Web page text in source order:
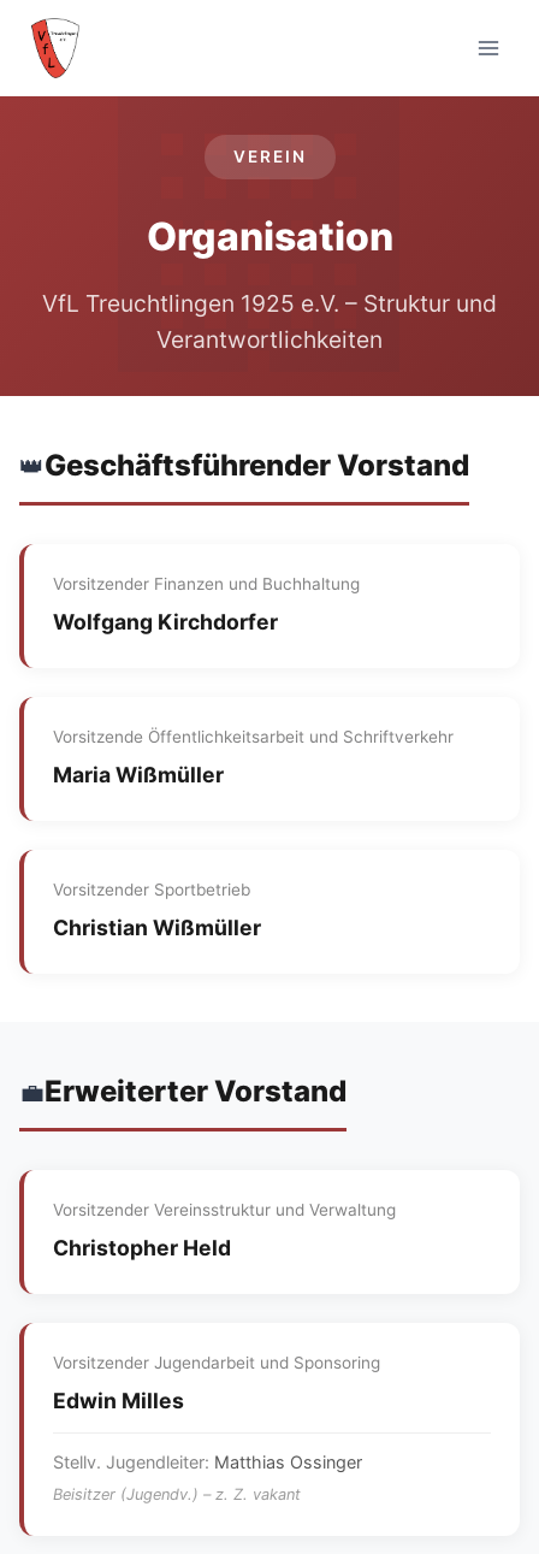
Zum
Inhalt
springen
🏢
VEREIN
Organisation
VfL Treuchtlingen 1925 e.V. – Struktur und
Verantwortlichkeiten
👑Geschäftsführender Vorstand
Vorsitzender Finanzen und Buchhaltung
Wolfgang Kirchdorfer
Vorsitzende Öffentlichkeitsarbeit und Schriftverkehr
Maria Wißmüller
Vorsitzender Sportbetrieb
Christian Wißmüller
💼Erweiterter Vorstand
Vorsitzender Vereinsstruktur und Verwaltung
Christopher Held
Vorsitzender Jugendarbeit und Sponsoring
Edwin Milles
Stellv. Jugendleiter: Matthias Ossinger
Beisitzer (Jugendv.) – z. Z. vakant